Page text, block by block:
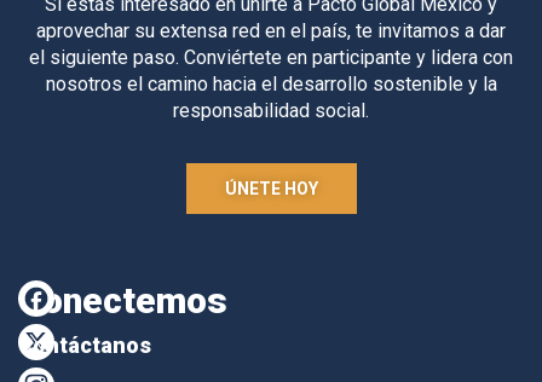
Si estás interesado en unirte a Pacto Global México y
aprovechar su extensa red en el país, te invitamos a dar
el siguiente paso. Conviértete en participante y lidera con
nosotros el camino hacia el desarrollo sostenible y la
responsabilidad social.
ÚNETE HOY
Conectemos
Contáctanos